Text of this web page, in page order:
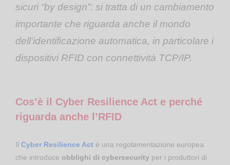
sicuri “by design”: si tratta di un cambiamento
importante che riguarda anche il mondo
dell’identificazione automatica, in particolare i
dispositivi RFID con connettività TCP/IP.
Cos’è il Cyber Resilience Act e perché
riguarda anche l’RFID
Il Cyber Resilience Actè una regolamentazione europea
che introduce obblighi di cybersecurityper i produttori di